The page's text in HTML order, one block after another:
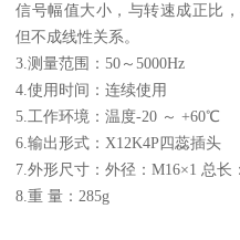
信号幅值大小，与转速成正比
但不成线性关系。
3.测量范围：50～5000Hz
4.使用时间：连续使用
5.工作环境：温度-20 ～ +60℃
6.输出形式：X12K4P四蕊插头
7.外形尺寸：外径：M16×1 总长
8.重 量：285g